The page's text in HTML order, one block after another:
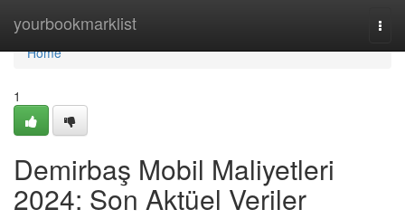
yourbookmarklist
Home
Home
1
Demirbaş Mobil Maliyetleri
2024: Son Aktüel Veriler